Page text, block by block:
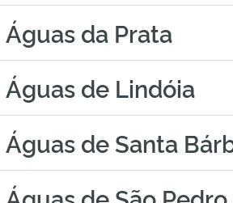
Águas da Prata
Águas de Lindóia
Águas de Santa